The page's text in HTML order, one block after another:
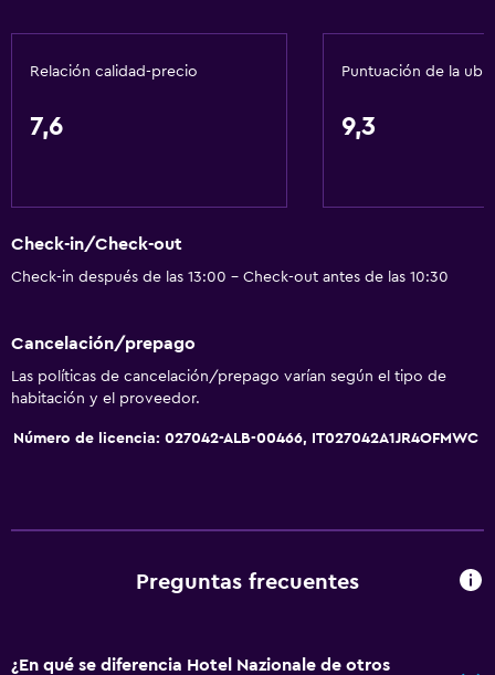
Relación calidad-precio
7,6
Puntuación de la
9,3
Check-in/Check-out
Check-in después de las 13:00 - Check-out antes de las 10:30
Cancelación/prepago
Las políticas de cancelación/prepago varían según el tipo de
habitación y el proveedor.
Número de licencia: 027042-ALB-00466, IT027042A1JR4OFMWC
Preguntas frecuentes
¿En qué se diferencia Hotel Nazionale de otros